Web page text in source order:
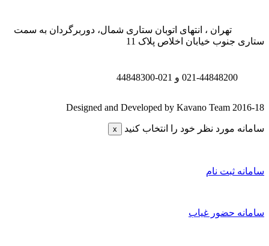
تهران ، انتهای اتوبان ستاری شمال، دوربرگردان به سمت
جنوب خیابان اخلاص پلاک 11
021-44848200 و 021-44848300
Designed and Developed by Kavano Team 2016-
مورد نظر خود را انتخاب کنید
ثبت نام
حضور غیاب